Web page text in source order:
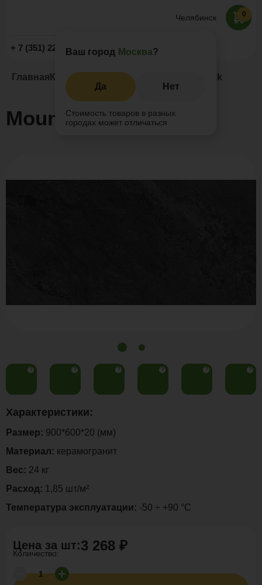
Челябинск
Ваш город Москва?
Да Нет
Стоимость товаров в разных
городах может отличаться
+ 7 (351) 225-89-09 Заказать звонок
0
Главная Каталог Керамогранит Mountain Black
Mountain Black
? ? ? ? ? ?
Цена за шт:3 268 ₽
Количество:
Характеристики:
Размер: 900*600*20 (мм)
Материал: керамогранит
Вес: 24 кг
Расход: 1,85 шт/м²
Температура эксплуатации: -50 ÷ +90 °C